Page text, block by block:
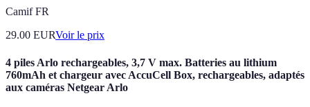
Camif FR
29.00 EURVoir le prix
4 piles Arlo rechargeables, 3,7 V max. Batteries au lithium
760mAh et chargeur avec AccuCell Box, rechargeables, adaptés
aux caméras Netgear Arlo